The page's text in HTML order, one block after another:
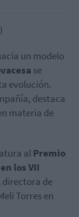
un modelo
se
evolución.
destaca
materia de
alPremio
los VII
directora de
Torres en